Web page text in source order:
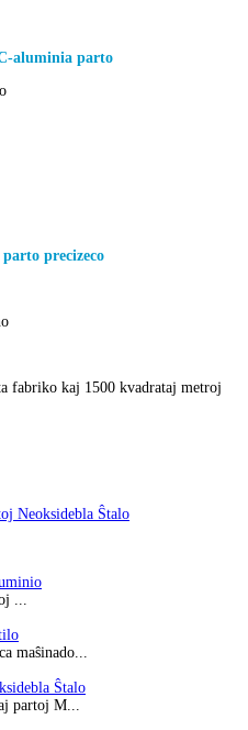
aluminia parto
precizeco
fabriko kaj 1500 kvadrataj metroj
Neoksidebla Ŝtalo
...
maŝinado...
Ŝtalo
partoj M...